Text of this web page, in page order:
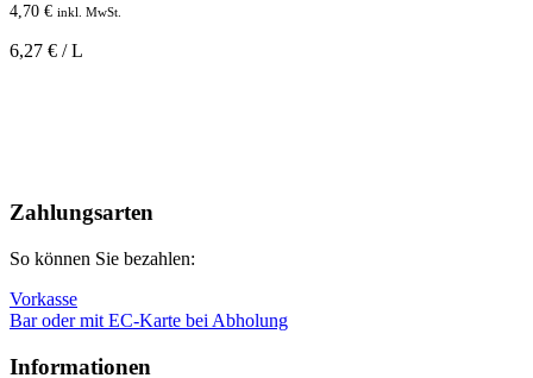
4,70 € inkl. MwSt.
6,27 € / L
oben
Zahlungsarten
So können Sie bezahlen:
Vorkasse
Bar oder mit EC-Karte bei Abholung
Informationen